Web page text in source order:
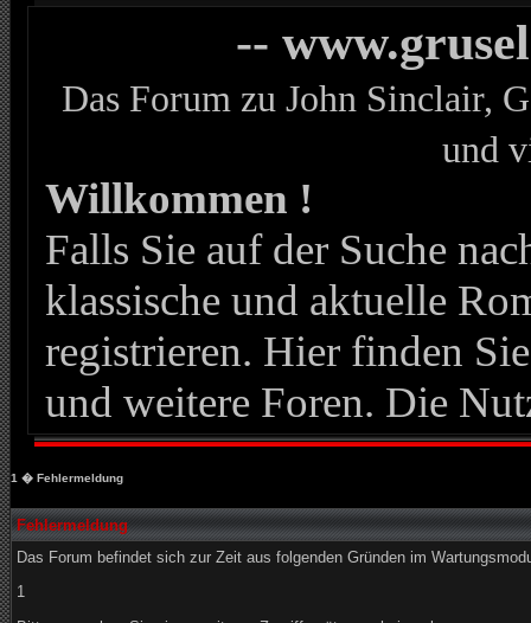
--
Das Forum zu John Sinclair,
und
Willkommen !
Falls Sie auf der Suche
klassische und aktuelle
registrieren. Hier finden
und weitere Foren. Die
1 � Fehlermeldung
Fehlermeldung
Das Forum befindet sich zur Zeit aus folgenden Gründen im
1